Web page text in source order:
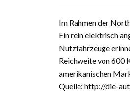
Im Rahmen der
Ein rein elektrisch
Nutzfahrzeuge
Reichweite von 600
amerikanischen
Quelle: http://die-